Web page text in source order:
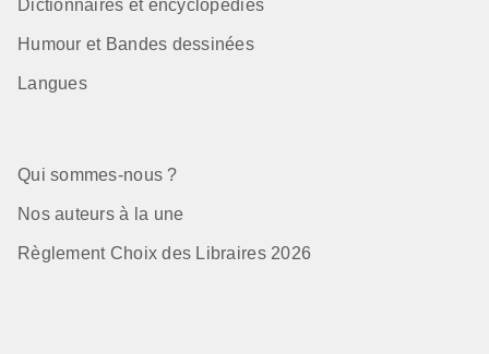
Dictionnaires et encyclopédies
Humour et Bandes dessinées
Langues
Qui sommes-nous ?
Nos auteurs à la une
Règlement Choix des Libraires 2026